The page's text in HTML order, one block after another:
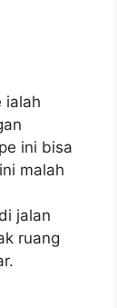
ialah
ini bisa
malah
jalan
ruang